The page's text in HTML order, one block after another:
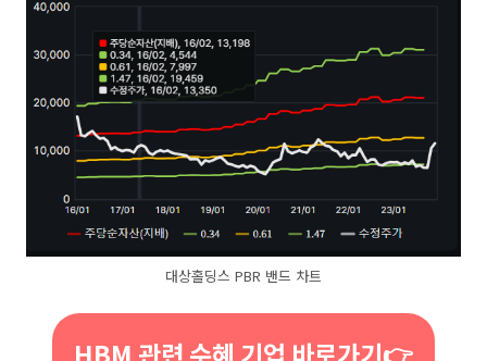
대상홀딩스 PBR 밴드 차트
HBM 관련 수혜 기업 바로가기👉